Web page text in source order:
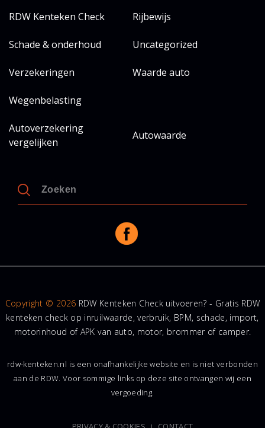
RDW Kenteken Check Rijbewijs
Schade & onderhoud Uncategorized
Verzekeringen Waarde auto
Wegenbelasting
Autoverzekering
vergelijken
Autowaarde
Copyright © 2026 RDW Kenteken Check uitvoeren? - Gratis RDW
kenteken check op inruilwaarde, verbruik, BPM, schade, import,
motorinhoud of APK van auto, motor, brommer of camper.
rdw-kenteken.nl is een onafhankelijke website en is niet verbonden
aan de RDW. Voor sommige links op deze site ontvangen wij een
vergoeding.